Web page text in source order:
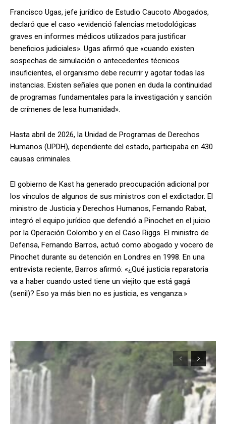
Francisco Ugas, jefe jurídico de Estudio Caucoto Abogados,
declaró que el caso «evidenció falencias metodológicas
graves en informes médicos utilizados para justificar
beneficios judiciales». Ugas afirmó que «cuando existen
sospechas de simulación o antecedentes técnicos
insuficientes, el organismo debe recurrir y agotar todas las
instancias. Existen señales que ponen en duda la continuidad
de programas fundamentales para la investigación y sanción
de crímenes de lesa humanidad».
Hasta abril de 2026, la Unidad de Programas de Derechos
Humanos (UPDH), dependiente del estado, participaba en 430
causas criminales.
El gobierno de Kast ha generado preocupación adicional por
los vínculos de algunos de sus ministros con el exdictador. El
ministro de Justicia y Derechos Humanos, Fernando Rabat,
integró el equipo jurídico que defendió a Pinochet en el juicio
por la Operación Colombo y en el Caso Riggs. El ministro de
Defensa, Fernando Barros, actuó como abogado y vocero de
Pinochet durante su detención en Londres en 1998. En una
entrevista reciente, Barros afirmó: «¿Qué justicia reparatoria
va a haber cuando usted tiene un viejito que está gagá
(senil)? Eso ya más bien no es justicia, es venganza.»